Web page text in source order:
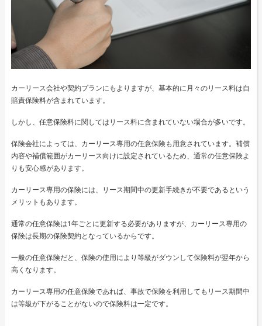
カーリース会社や契約プランにもよりますが、基本的に月々のリース料は自
賠責保険料が含まれています。
しかし、任意保険料に関してはリース料に含まれていない場合が多いです。
保険会社によっては、カーリース専用の任意保険も用意されています。補償
内容や補償範囲がカーリース向けに設定されているため、通常の任意保険よ
りも安心感があります。
カーリース専用の保険には、リース期間中の更新手続きが不要であるという
メリットもあります。
通常の任意保険は1年ごとに更新する必要がありますが、カーリース専用の
保険は長期の保険契約となっているからです。
一般の任意保険だと、保険の使用により等級がダウンして保険料が翌年から
高くなります。
カーリース専用の任意保険であれば、事故で保険を利用してもリース期間中
は等級が下がることがないので保険料は一定です。